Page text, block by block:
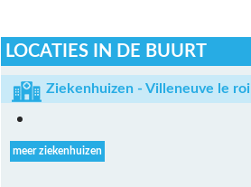
LOCATIES IN DE BUURT
Ziekenhuizen - Villeneuve le roi
meer ziekenhuizen